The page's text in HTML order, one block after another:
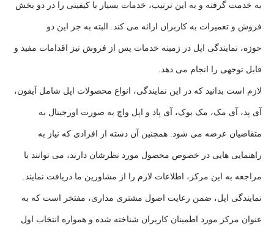
به خدمت گرفته و به این ترتیب، خدمات بسیار با کیفیتی را در دو بخش
فروش و تعمیرات به کاربران ارائه می کند. البته به جز این دو
حوزه، نمایندگی اپل در زمینه خدمات پس از فروش نیز اقدامات مفید و
قابل توجهی را انجام می دهد.
لازم است بدانید که در این نمایندگی، انواع محصولات اپل شامل آیفون،
آی پد، آی مک، مک بوک، آی پاد و اپل واچ به صورت اورجینال به
متقاضیان عرضه می شود. همچنین آن دسته از افرادی که نیاز به
راهنمایی هایی در خصوص محصول مورد نظرشان دارند، می توانند با
مراجعه به این مرکز، اطلاعات لازم را از مشاورین ما دریافت نمایند.
نمایندگی اپل، ضمن رعایت اصول مشتری مداری، مفتخر است که به
عنوان مرکز مورد اطمینان کاربران شناخته شده و همواره انتخاب اول